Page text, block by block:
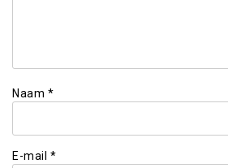
Naam *
E-mail *